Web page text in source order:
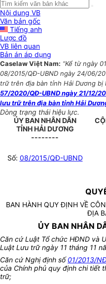
Nội dung VB
Văn bản gốc
Tiếng anh
Lược đồ
VB liên quan
Bản án áp dụng
Caselaw Việt Nam: “Kể từ ngày
08/2015/QĐ-UBND ngày 24/06/
trữ trên địa bàn tỉnh Hải Dương
57/2020/QĐ-UBND ngày 21/12/
lưu trữ trên địa bàn tỉnh Hải
Dòng trạng thái hiệu lực.
ỦY BAN NHÂN DÂN
TỈNH HẢI DƯƠNG
--------
Số: 08/2015/QĐ-UBND
BAN HÀNH QUY ĐỊNH VỀ
ĐỊA
ỦY BAN NHÂN
Căn cứ Luật Tổ chức HĐND và
Luật Lưu trữ ngày 11 tháng 11
Căn cứ Nghị định số01/2013/
của Chính phủ quy định chi tiết
trữ;